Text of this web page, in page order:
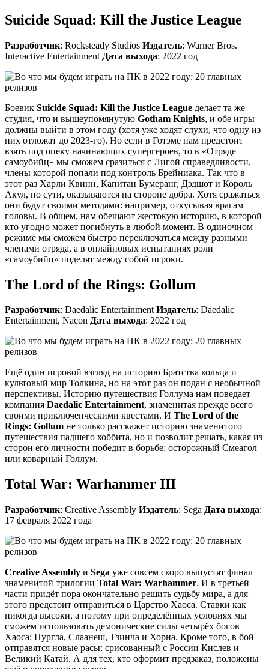
Suicide Squad: Kill the Justice League
Разработчик: Rocksteady Studios Издатель: Warner Bros.
Interactive Entertainment Дата выхода: 2022 год
Боевик Suicide Squad: Kill the Justice League делает та же
студия, что и вышеупомянутую Gotham Knights, и обе игры
должны выйти в этом году (хотя уже ходят слухи, что одну из
них отложат до 2023-го). Но если в Готэме нам предстоит
взять под опеку начинающих супергероев, то в «Отряде
самоубийц» мы сможем сразиться с Лигой справедливости,
члены которой попали под контроль Брейниака. Так что в
этот раз Харли Квинн, Капитан Бумеранг, Дэдшот и Король
Акул, по сути, оказываются на стороне добра. Хотя сражаться
они будут своими методами: например, откусывая врагам
головы. В общем, нам обещают жестокую историю, в которой
кто угодно может погибнуть в любой момент. В одиночном
режиме мы сможем быстро переключаться между разными
членами отряда, а в онлайновых испытаниях роли
«самоубийц» поделят между собой игроки.
The Lord of the Rings: Gollum
Разработчик: Daedalic EntertainmentИздатель: Daedalic
Entertainment, Nacon Дата выхода: 2022 год
Ещё один игровой взгляд на историю Братства кольца и
культовый мир Толкина, но на этот раз он подан с необычной
перспективы. Историю путешествия Голлума нам поведает
компания Daedalic Entertainment, знаменитая прежде всего
своими приключенческими квестами. И The Lord of the
Rings: Gollum не только расскажет историю знаменитого
путешествия падшего хоббита, но и позволит решать, какая из
сторон его личности победит в борьбе: осторожный Смеагол
или коварный Голлум.
Total War: Warhammer III
Разработчик: Creative Assembly Издатель: Sega Дата выхода:
17 февраля 2022 года
Creative Assembly и Sega уже совсем скоро выпустят финал
знаменитой трилогии Total War: Warhammer. И в третьей
части придёт пора окончательно решить судьбу мира, а для
этого предстоит отправиться в Царство Хаоса. Ставки как
никогда высоки, а потому при определённых условиях мы
сможем использовать демонические силы четырёх богов
Хаоса: Нургла, Слаанеш, Тзинча и Хорна. Кроме того, в бой
отправятся новые расы: срисованный с России Кислев и
Великий Катай. А для тех, кто оформит предзаказ, положены